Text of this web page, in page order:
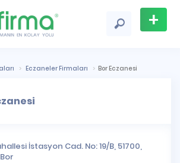
+
Eczaneler Firmaları Bor Eczanesi
İstasyon Cad. No: 19/B, 51700,
Bor